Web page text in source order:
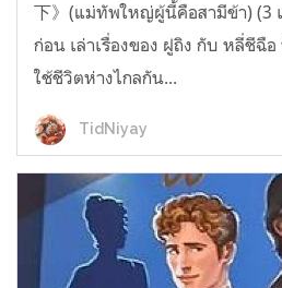
下》(แม่ทัพใหญ่ผู้นี้คือสามีข้า) (3
ก่อน เล่าเรื่องของ ฝูถิง กับ หลี่ชีฉื
ใช้ชีวิตห่างไกลกัน...
TidNiyay